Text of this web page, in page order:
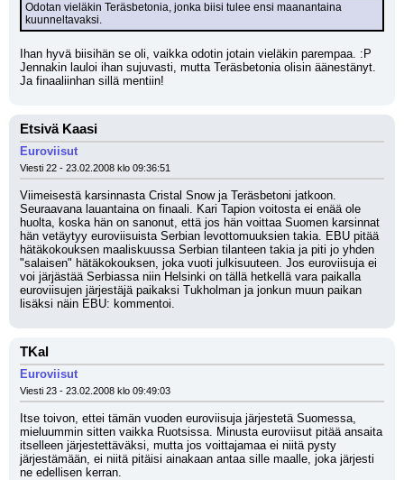
Odotan vieläkin Teräsbetonia, jonka biisi tulee ensi maanantaina
kuunneltavaksi.
Ihan hyvä biisihän se oli, vaikka odotin jotain vieläkin parempaa. :P
Jennakin lauloi ihan sujuvasti, mutta Teräsbetonia olisin äänestänyt.
Ja finaaliinhan sillä mentiin!
Etsivä Kaasi
Euroviisut
Viesti 22 - 23.02.2008 klo 09:36:51
Viimeisestä karsinnasta Cristal Snow ja Teräsbetoni jatkoon.
Seuraavana lauantaina on finaali. Kari Tapion voitosta ei enää ole
huolta, koska hän on sanonut, että jos hän voittaa Suomen karsinnat
hän vetäytyy euroviisuista Serbian levottomuuksien takia. EBU pitää
hätäkokouksen maaliskuussa Serbian tilanteen takia ja piti jo yhden
"salaisen" hätäkokouksen, joka vuoti julkisuuteen. Jos euroviisuja ei
voi järjästää Serbiassa niin Helsinki on tällä hetkellä vara paikalla
euroviisujen järjestäjä paikaksi Tukholman ja jonkun muun paikan
lisäksi näin EBU: kommentoi.
TKal
Euroviisut
Viesti 23 - 23.02.2008 klo 09:49:03
Itse toivon, ettei tämän vuoden euroviisuja järjestetä Suomessa,
mieluummin sitten vaikka Ruotsissa. Minusta euroviisut pitää ansaita
itselleen järjestettäväksi, mutta jos voittajamaa ei niitä pysty
järjestämään, ei niitä pitäisi ainakaan antaa sille maalle, joka järjesti
ne edellisen kerran.